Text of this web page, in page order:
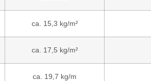
ca. 15,3 kg/m²
ca. 17,5 kg/m²
ca. 19,7 kg/m